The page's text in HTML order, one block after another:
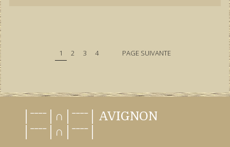
1 2 3 4 PAGE SUIVANTE
│ˉˉˉˉ│∩│ˉˉˉˉ│ AVIGNON
│ˉˉˉˉ│∩│ˉˉˉˉ│